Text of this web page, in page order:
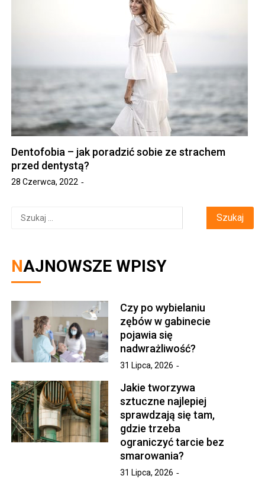
Dentofobia – jak poradzić sobie ze strachem
przed dentystą?
28 Czerwca, 2022
Szukaj:
NAJNOWSZE WPISY
Czy po wybielaniu
zębów w gabinecie
pojawia się
nadwrażliwość?
31 Lipca, 2026
Jakie tworzywa
sztuczne najlepiej
sprawdzają się tam,
gdzie trzeba
ograniczyć tarcie bez
smarowania?
31 Lipca, 2026